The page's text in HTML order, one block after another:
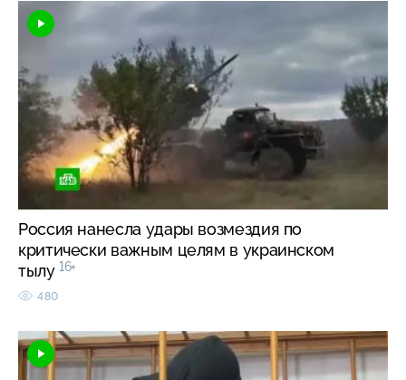
Россия нанесла удары возмездия по
критически важным целям в украинском
тылу 16+
480